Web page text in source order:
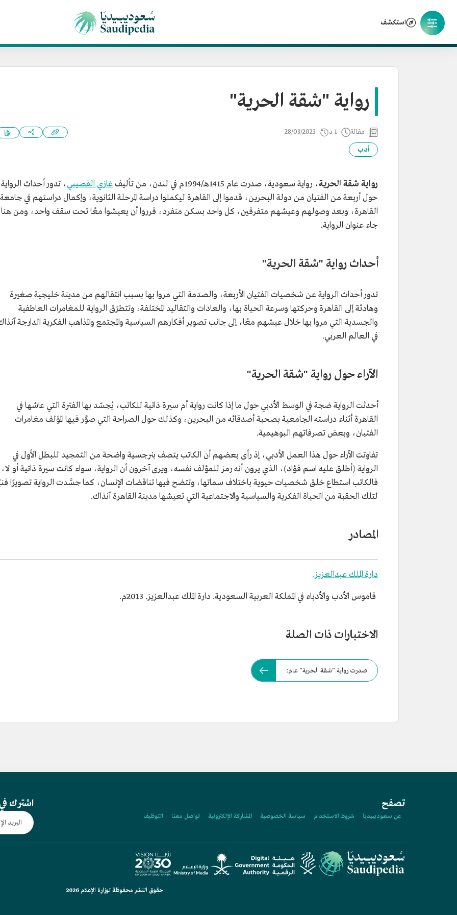
استكشف
رواية "شقة الحرية"
مقالة 1 د 28/03/2023
أدب
رواية شقة الحرية، رواية سعودية، صدرت عام 1415هـ/1994م في لندن، من تأليف غازي القصيبي، تدور أحداث الرواية
حول أربعة من الفتيان من دولة البحرين، قدموا إلى القاهرة ليكملوا دراسة المرحلة الثانوية، وإكمال دراستهم في جامعة
القاهرة، وبعد وصولهم وعيشهم متفرقين، كل واحد بسكن منفرد، قرروا أن يعيشوا معًا تحت سقف واحد، ومن هنا
جاء عنوان الرواية.
أحداث رواية "شقة الحرية"
تدور أحداث الرواية عن شخصيات الفتيان الأربعة، والصدمة التي مروا بها بسبب انتقالهم من مدينة خليجية صغيرة
وهادئة إلى القاهرة وحركتها وسرعة الحياة بها، والعادات والتقاليد المختلفة، وتتطرّق الرواية للمغامرات العاطفية
والجسدية التي مروا بها خلال عيشهم معًا، إلى جانب تصوير أفكارهم السياسية والمجتمع والمذاهب الفكرية الدارجة
في العالم العربي.
الآراء حول رواية "شقة الحرية"
أحدثت الرواية ضجة في الوسط الأدبي حول ما إذا كانت رواية أم سيرة ذاتية للكاتب، يُجسّد بها الفترة التي عاشها في
القاهرة أثناء دراسته الجامعية بصحبة أصدقائه من البحرين، وكذلك حول الصراحة التي صوَّر فيها المؤلف مغامرات
الفتيان، وبعض تصرفاتهم البوهيمية.
تفاوتت الآراء حول هذا العمل الأدبي، إذ رأى بعضهم أن الكاتب يتصف بنرجسية واضحة من التمجيد للبطل الأول في
الرواية (أطلق عليه اسم فؤاد)، الذي يرون أنه رمز للمؤلف نفسه، ويرى آخرون أن الرواية، سواء كانت سيرة ذاتية أو لا،
فالكاتب استطاع خلق شخصيات حيوية باختلاف سماتها، وتتضح فيها تناقضات الإنسان، كما جسَّدت الرواية تصويرًا
لتلك الحقبة من الحياة الفكرية والسياسية والاجتماعية التي تعيشها مدينة القاهرة آنذاك.
المصادر
دارة الملك عبدالعزيز.
قاموس الأدب والأدباء في المملكة العربية السعودية. دارة الملك عبدالعزيز. 2013م.
الاختبارات ذات الصلة
صدرت رواية "شقة الحرية" عام:
تصفح
عن سعوديبيديا شروط الاستخدام سياسة الخصوصية المشاركة الإلكترونية تواصل معنا التوظيف
اشترك
حقوق النشر محفوظة لوزارة الإعلام 2026